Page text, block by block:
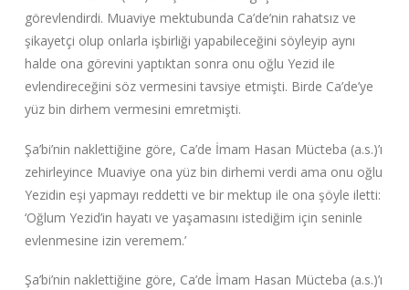
görevlendirdi. Muaviye mektubunda Ca’de’nin rahatsız ve
şikayetçi olup onlarla işbirliği yapabileceğini söyleyip aynı
halde ona görevini yaptıktan sonra onu oğlu Yezid ile
evlendireceğini söz vermesini tavsiye etmişti. Birde Ca’de’ye
yüz bin dirhem vermesini emretmişti.
Şa’bi’nin naklettiğine göre, Ca’de İmam Hasan Mücteba (a.s.)’ı
zehirleyince Muaviye ona yüz bin dirhemi verdi ama onu oğlu
Yezidin eşi yapmayı reddetti ve bir mektup ile ona şöyle iletti:
‘Oğlum Yezid’in hayatı ve yaşamasını istediğim için seninle
evlenmesine izin veremem.’
Şa’bi’nin naklettiğine göre, Ca’de İmam Hasan Mücteba (a.s.)’ı